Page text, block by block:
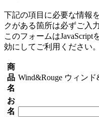
下記の項目に必要な情報
クがある箇所は必ずご入
このフォームはJavaScript
効にしてご利用ください。
商
品
名
Wind&Rouge ウィンド
お
名